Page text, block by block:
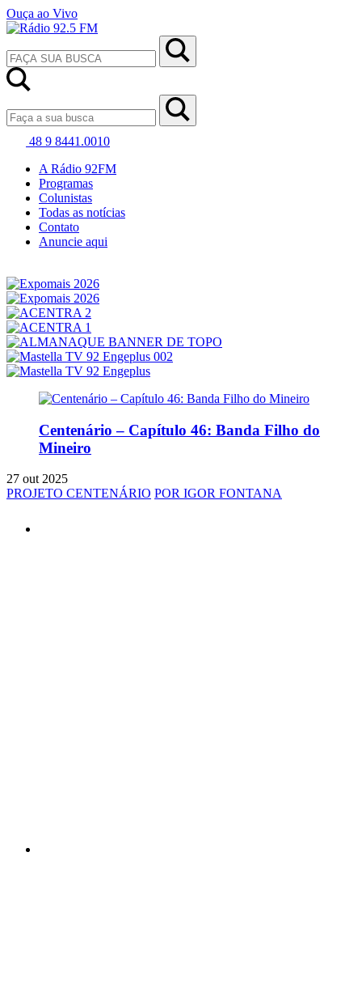
Ouça ao Vivo
48 9 8441.0010
A Rádio 92FM
Programas
Colunistas
Todas as notícias
Contato
Anuncie aqui
Centenário – Capítulo 46: Banda Filho do
Mineiro
27 out 2025
PROJETO CENTENÁRIO POR IGOR FONTANA